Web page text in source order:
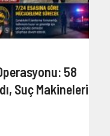
58
Suç Makineleri